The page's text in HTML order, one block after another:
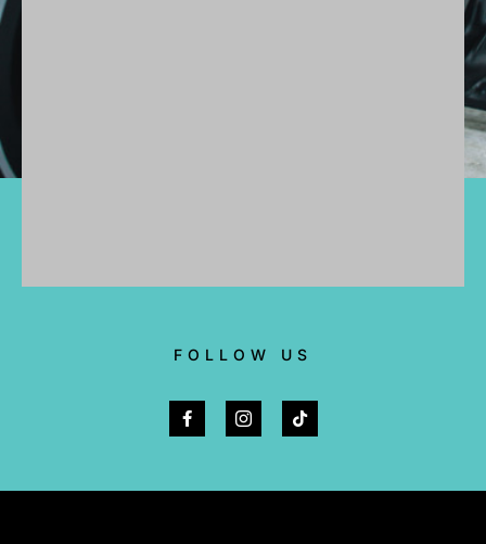
FOLLOW US